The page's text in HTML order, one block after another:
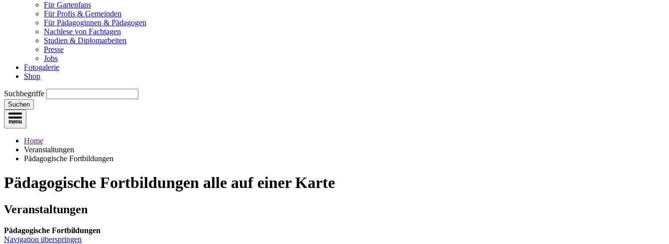
Für Gartenfans
Für Profis & Gemeinden
Für Pädagoginnen & Pädagogen
Nachlese von Fachtagen
Studien & Diplomarbeiten
Presse
Jobs
Fotogalerie
Shop
Suchbegriffe
Suchen
Home
Veranstaltungen
Pädagogische Fortbildungen
Pädagogische Fortbildungen alle auf einer Karte
Veranstaltungen
Pädagogische Fortbildungen
Navigation überspringen